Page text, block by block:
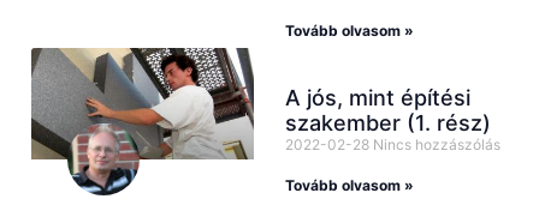
Tovább olvasom »
A jós, mint építési
szakember (1. rész)
2022-02-28 Nincs hozzászólás
Tovább olvasom »